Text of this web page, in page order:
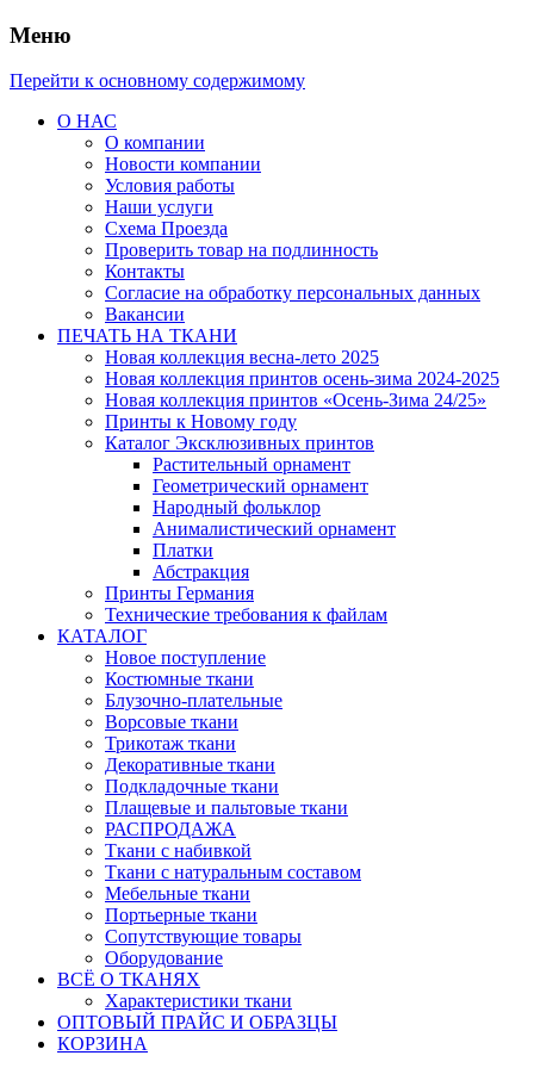
Меню
Перейти к основному содержимому
О НАС
О компании
Новости компании
Условия работы
Наши услуги
Схема Проезда
Проверить товар на подлинность
Контакты
Согласие на обработку персональных данных
Вакансии
ПЕЧАТЬ НА ТКАНИ
Новая коллекция весна-лето 2025
Новая коллекция принтов осень-зима 2024-2025
Новая коллекция принтов «Осень-Зима 24/25»
Принты к Новому году
Каталог Эксклюзивных принтов
Растительный орнамент
Геометрический орнамент
Народный фольклор
Анималистический орнамент
Платки
Абстракция
Принты Германия
Технические требования к файлам
КАТАЛОГ
Новое поступление
Костюмные ткани
Блузочно-плательные
Ворсовые ткани
Трикотаж ткани
Декоративные ткани
Подкладочные ткани
Плащевые и пальтовые ткани
РАСПРОДАЖА
Ткани с набивкой
Ткани с натуральным составом
Мебельные ткани
Портьерные ткани
Сопутствующие товары
Оборудование
ВСЁ О ТКАНЯХ
Характеристики ткани
ОПТОВЫЙ ПРАЙС И ОБРАЗЦЫ
КОРЗИНА